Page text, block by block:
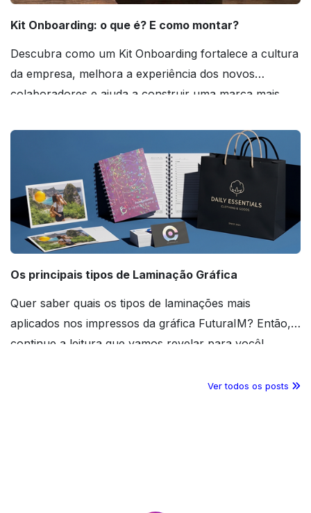
Kit Onboarding: o que é? E como montar?
Descubra como um Kit Onboarding fortalece a cultura
da empresa, melhora a experiência dos novos
colaboradores e ajuda a construir uma marca mais
Os principais tipos de Laminação Gráfica
Quer saber quais os tipos de laminações mais
aplicados nos impressos da gráfica FuturaIM? Então,
continue a leitura que vamos revelar para você!
Ver todos os posts